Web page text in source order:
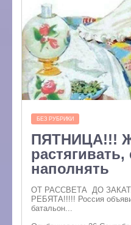
БЕЗ РУБРИКИ
ПЯТНИЦА!!!
наполнять
ОТ РАССВЕТА ДО
РЕБЯТА!!!!! Россия
батальон...